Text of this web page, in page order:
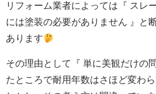
リフォーム業者によっては『 スレ
には塗装の必要がありません 』と
あります
その理由として『 単に美観だけの
たところで耐用年数はさほど変わ